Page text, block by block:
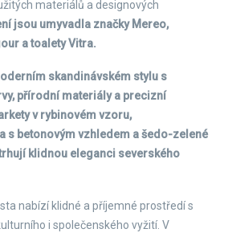
materiálů a designových
jsou umyvadla značky Mereo,
a toalety Vitra.
skandinávském stylu s
přírodní materiály a precizní
v rybinovém vzoru,
s betonovým vzhledem a šedo-zelené
klidnou eleganci severského
nabízí klidné a příjemné prostředí s
i společenského vyžití. V